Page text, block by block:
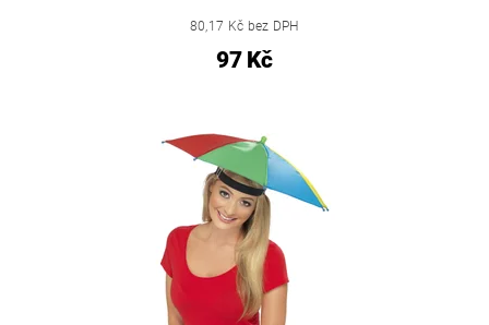
80,17 Kč bez DPH
97 Kč